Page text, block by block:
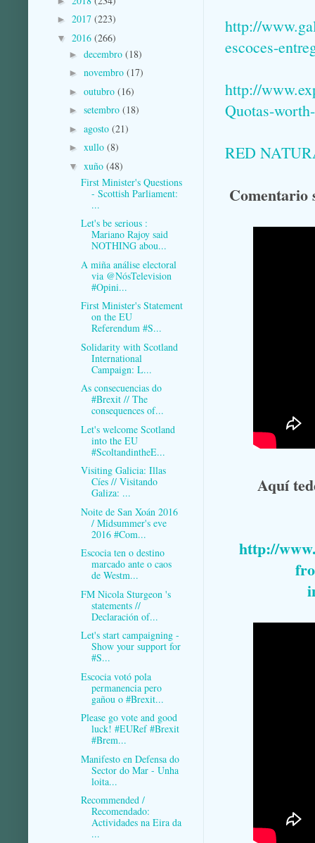
http://
escoces-
http://
Quotas-
RED
Comentario
Aquí
http://
► 2017 (223)
▼ 2016 (266)
► decembro (18)
► novembro (17)
► outubro (16)
► setembro (18)
► agosto (21)
► xullo (8)
▼ xuño (48)
First Minister's Questions
- Scottish Parliament:
...
Let's be serious :
Mariano Rajoy said
NOTHING abou...
A miña análise electoral
via @NósTelevision
#Opini...
First Minister's Statement
on the EU
Referendum #S...
Solidarity with Scotland
International
Campaign: L...
As consecuencias do
#Brexit // The
consequences of...
Let's welcome Scotland
into the EU
#ScoltandintheE...
Visiting Galicia: Illas
Cíes // Visitando
Galiza: ...
Noite de San Xoán 2016
/ Midsummer's eve
2016 #Com...
Escocia ten o destino
marcado ante o caos
de Westm...
FM Nicola Sturgeon 's
statements //
Declaración of...
Let's start campaigning -
Show your support for
#S...
Escocia votó pola
permanencia pero
gañou o #Brexit...
Please go vote and good
luck! #EURef #Brexit
#Brem...
Manifesto en Defensa do
Sector do Mar - Unha
loita...
Recommended /
Recomendado:
Actividades na Eira da
...